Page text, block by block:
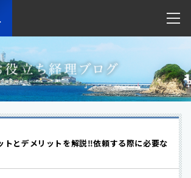
トとデメリットを解説‼︎依頼する際に必要な